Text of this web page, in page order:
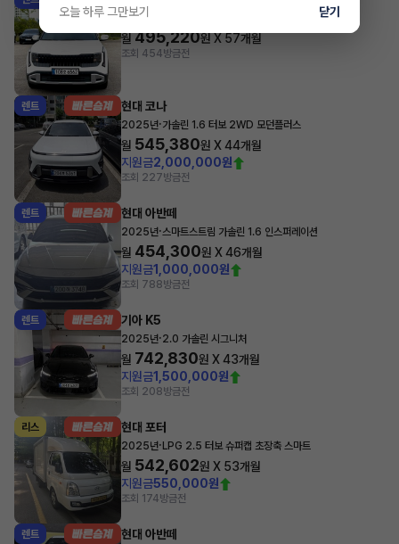
2026년
월 495,220원 X 57개월
조회 454방금전
렌트 현대 코나
2025년·가솔린 1.6 터보 2WD 모던플러스
월 545,380원 X44개월
지원금2,000,000원
조회 227방금전
렌트 현대 아반떼
2025년·스마트스트림 가솔린 1.6 인스퍼레이션
월 454,300원 X46개월
지원금1,000,000원
조회 788방금전
렌트 기아 K5
2025년·2.0 가솔린 시그니처
월 742,830원 X43개월
지원금1,500,000원
조회 208방금전
리스 현대 포터
2025년· LPG 2.5 터보 슈퍼캡 초장축 스마트
월 542,602원 X 53개월
지원금550,000원
조회 174방금전
렌트 현대 아반떼
오늘 하루 그만보기 닫기